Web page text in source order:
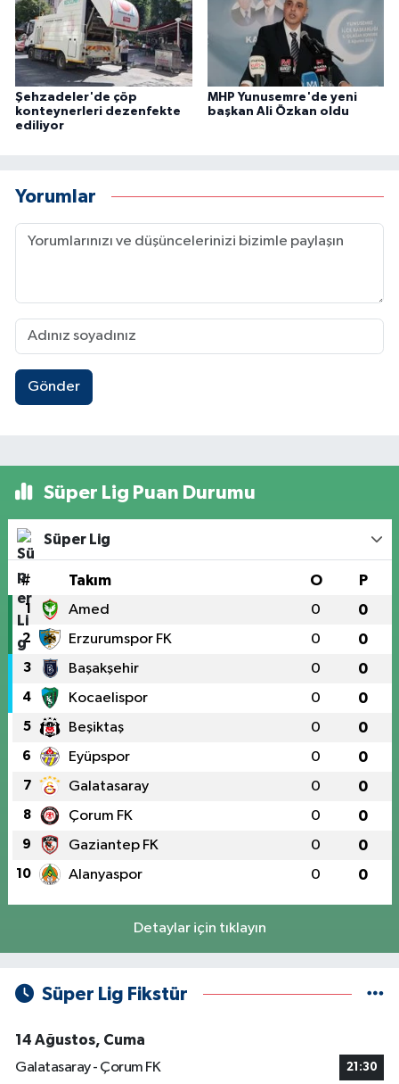
Şehzadeler'de çöp
konteynerleri dezenfekte
ediliyor
MHP Yunusemre'de yeni
başkan Ali Özkan oldu
Yorumlar
Gönder
Süper Lig Puan Durumu
Süper Lig
# Takım O P
1 Amed 0 0
2 Erzurumspor FK 0 0
3 Başakşehir 0 0
4 Kocaelispor 0 0
5 Beşiktaş 0 0
6 Eyüpspor 0 0
7 Galatasaray 0 0
8 Çorum FK 0 0
9 Gaziantep FK 0 0
10 Alanyaspor 0 0
Detaylar için tıklayın
Süper Lig Fikstür
14 Ağustos, Cuma
Galatasaray - Çorum FK
21:30